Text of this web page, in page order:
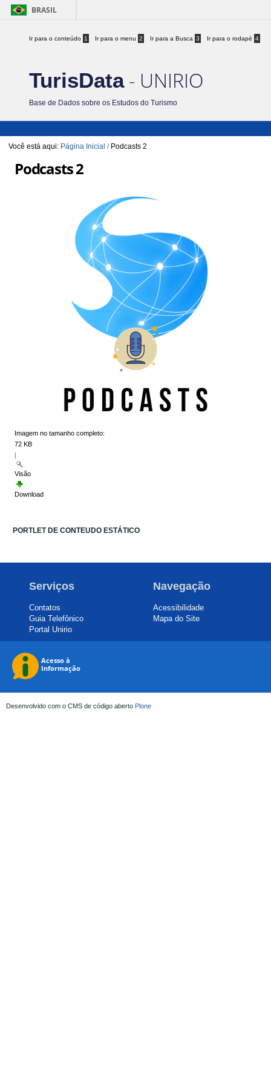
BRASIL
Ir para o conteúdo 1 Ir para o menu 2 Ir para a Busca 3 Ir para o rodapé 4
TurisData- UNIRIO
Base de Dados sobre os Estudos do Turismo
Você está aqui: Página Inicial / Podcasts 2
Podcasts 2
Imagem no tamanho completo:
72 KB
|
Visão
Download
PORTLET DE CONTEUDO ESTÁTICO
Serviços
Contatos
Guia Telefônico
Portal Unirio
Navegação
Acessibilidade
Mapa do Site
Desenvolvido com o CMS de código aberto Plone